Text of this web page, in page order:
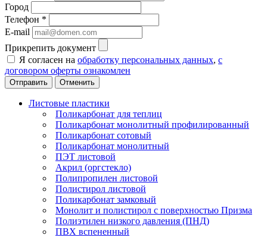
Город
Телефон *
E-mail
Прикрепить документ
Я согласен на обработку персональных данных, с
договором оферты ознакомлен
Отменить
Листовые пластики
Поликарбонат для теплиц
Поликарбонат монолитный профилированный
Поликарбонат сотовый
Поликарбонат монолитный
ПЭТ листовой
Акрил (оргстекло)
Полипропилен листовой
Полистирол листовой
Поликарбонат замковый
Монолит и полистирол с поверхностью Призма
Полиэтилен низкого давления (ПНД)
ПВХ вспененный